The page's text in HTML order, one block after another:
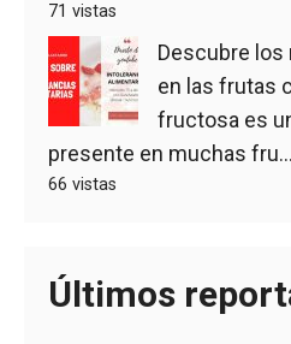
71 vistas
Descubre
en las frutas
fructosa es
presente en muchas fru...
66 vistas
Últimos